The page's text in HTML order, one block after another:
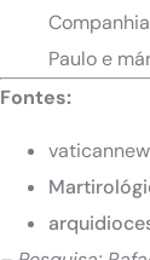
Paulo e
Fontes: